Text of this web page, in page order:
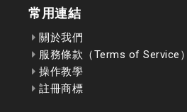
常用連結
關於我們
服務條款（Terms of Service）
操作教學
註冊商標